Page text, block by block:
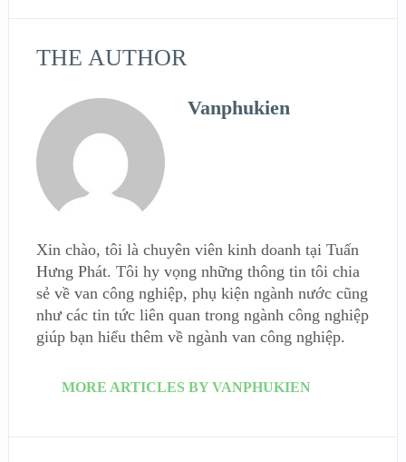
THE AUTHOR
Vanphukien
Xin chào, tôi là chuyên viên kinh doanh tại Tuấn
Hưng Phát. Tôi hy vọng những thông tin tôi chia
sẻ về van công nghiệp, phụ kiện ngành nước cũng
như các tin tức liên quan trong ngành công nghiệp
giúp bạn hiểu thêm về ngành van công nghiệp.
MORE ARTICLES BY VANPHUKIEN